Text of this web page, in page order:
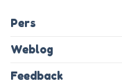
Pers
Weblog
Feedback